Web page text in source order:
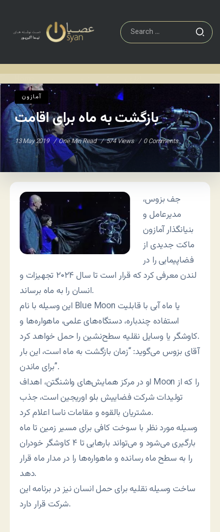
آمازون
بازگشت به ماه برای اقامت
13 May 2019 One Min Read 574 Views 0 Comments
جف بزوس،
مدیرعامل و
بنیانگذار آمازون
ماکت جدیدی از
فضاپیمایی را در
لندن معرفی کرد که قرار است تا سال ۲۰۲۴ تجهیزات و
انسان را به ماه برساند.
این وسیله با نام Blue Moon یا ماه آبی با قابلیت
استفاده چندباره، دستگاه‌های علمی، ماهواره‌ها و
کاوشگر یا وسایل نقلیه سطح‌نشین را حمل خواهد کرد.
آقای بزوس می‌گوید: “زمان بازگشت به ماه است، این بار
برای ماندن”.
او در مرکز همایش‌های واشنگتن، اهداف Moon را که از
تولیدات شرکت فضاییش بلو اوریجین است، جذب
مشتریان بالقوه و مقامات ناسا اعلام کرد.
وسیله مورد نظر با سوخت کافی برای مسیر زمین تا ماه
بارگیری می‌شود و می‌تواند بارهایی تا ۴ کاوشگر خودران
را به سطح ماه رسانده و ماهواره‌ها را در مدار ماه قرار
دهد.
ساخت وسیله نقلیه برای حمل انسان نیز در برنامه این
شرکت قرار دارد.